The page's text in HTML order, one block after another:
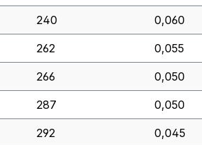
240 0,060
262 0,055
266 0,050
287 0,050
292 0,045